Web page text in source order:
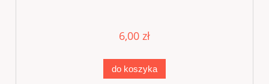
6,00 zł
do koszyka